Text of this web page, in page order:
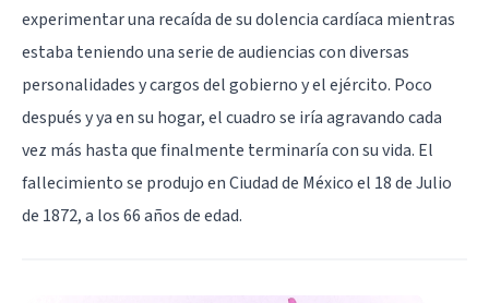
experimentar una recaída de su dolencia cardíaca mientras
estaba teniendo una serie de audiencias con diversas
personalidades y cargos del gobierno y el ejército. Poco
después y ya en su hogar, el cuadro se iría agravando cada
vez más hasta que finalmente terminaría con su vida. El
fallecimiento se produjo en Ciudad de México el 18 de Julio
de 1872, a los 66 años de edad.